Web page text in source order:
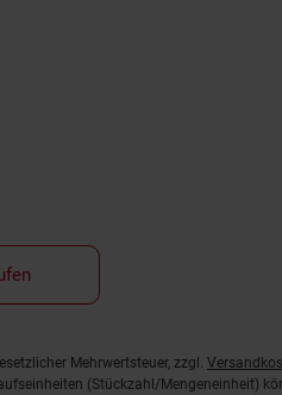
Mehrwertsteuer, zzgl.
(Stückzahl/Mengeneinheit)